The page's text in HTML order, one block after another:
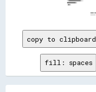
copy to clipboard
fill: spaces